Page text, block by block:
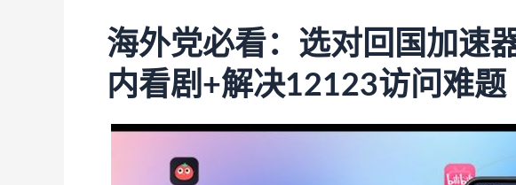
海外党必看：选对回国加速
内看剧+解决12123访问难题